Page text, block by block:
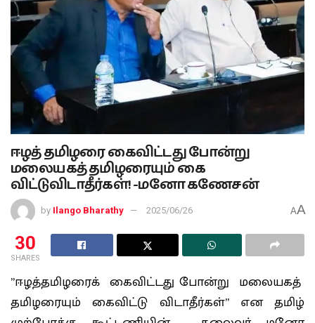
ஈழத் தமிழரை கைவிட்டது போன்று
மலையகத் தமிழரையும் கை
விட்டுவிடாதீர்கள்! -மனோ கணேசன்
by Ilango Bharathy 2025/06/26 AA
30
SHARES
”ஈழத்தமிழரைக் கைவிட்டது போன்று மலையகத்
தமிழரையும் கைவிட்டு விடாதீர்கள்” என தமிழ்